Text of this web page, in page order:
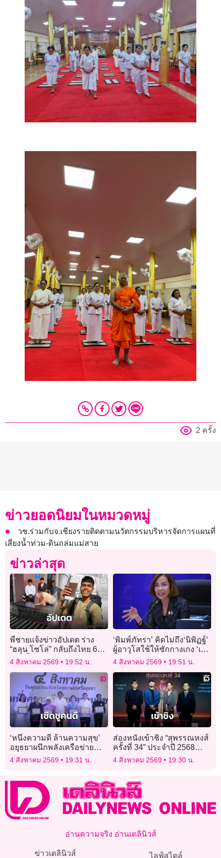
2 ครั้ง
ข่าวยอดนิยมในหมวดหมู่
วช.ร่วมกับจ.เชียงรายติดตามนวัตกรรมบริหารจัดการแผนที่
เสี่ยงน้ำท่วม-ดินถล่มแม่สาย
ข่าวล่าสุด
พี่ชายแจ้งข่าวอัปเดต ร่าง
“ฮลุน โซโล่” กลับถึงไทย 6
ส.ค.นี้ สถานทูตเร่งจอร์เจียส่ง
4 สิงหาคม 2569 19:52 น.
‘พิมพ์ภัทรา’ คิดไม่ถึง‘นิพิฏฐ์’
ผู้อาวุโสใช้ให้ซักกางเกง ‘เน
วิน’
4 สิงหาคม 2569 19:51 น.
‘หนึ่งความดี ล้านความสุข’
อยุธยาผนึกพลังเครือข่าย
คุณธรรม เชิดชูคนดี จุด
4 สิงหาคม 2569 19:31 น.
ส่องหนังเข้าชิง “สุพรรณหงส์
ครั้งที่ 34” ประจำปี 2568
หนังหลากหลายแนว-นัก
4 สิงหาคม 2569 19:30 น.
อ่านความจริง อ่านเดลินิวส์
ข่าวเดลินิวส์ ไลฟ์สไตล์